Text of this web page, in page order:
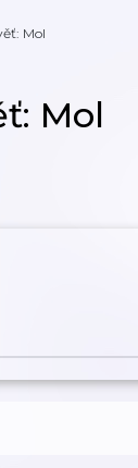
Mol
Mol